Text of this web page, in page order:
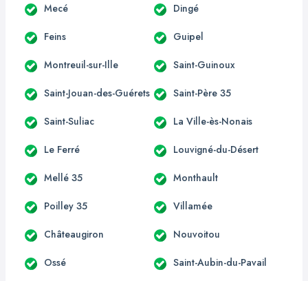
Mecé Dingé
Feins Guipel
Montreuil-sur-Ille Saint-Guinoux
Saint-Jouan-des-Guérets Saint-Père 35
Saint-Suliac La Ville-ès-Nonais
Le Ferré Louvigné-du-Désert
Mellé 35 Monthault
Poilley 35 Villamée
Châteaugiron Nouvoitou
Ossé Saint-Aubin-du-Pavail